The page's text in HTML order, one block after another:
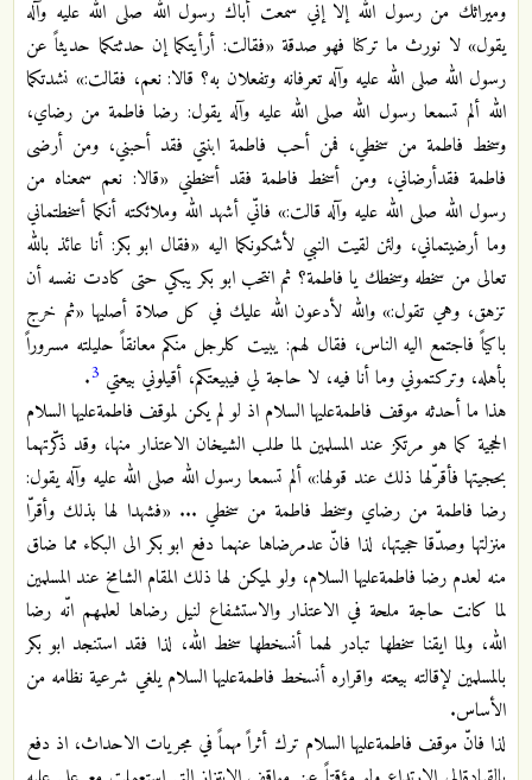
وميراثك من رسول الله إلا إني سمعت أباك رسول الله صلى الله عليه وآله
يقول» لا نورث ما تركنا فهو صدقة «فقالت: أرأيتكما إن حدثتكما حديثاً عن
رسول الله صلى الله عليه وآله تعرفانه وتفعلان به؟ قالا: نعم، فقالت:» نشدتكما
الله ألم تسمعا رسول الله صلى الله عليه وآله يقول: رضا فاطمة من رضاي،
وسخط فاطمة من سخطي، فمن أحب فاطمة ابنتي فقد أحبني، ومن أرضى
فاطمة فقدأرضاني، ومن أسخط فاطمة فقد أسخطني «قالا: نعم سمعناه من
رسول الله صلى الله عليه وآله قالت:» فانّي أشهد الله وملائكته أنكما أسخطتماني
وما أرضيتماني، ولئن لقيت النبي لأشكونكما اليه «فقال ابو بكر: أنا عائذ بالله
تعالى من سخطه وسخطك يا فاطمة؟ ثم انتحب ابو بكر يبكي حتى كادت نفسه أن
تزهق، وهي تقول:» والله لأدعون الله عليك في كل صلاة أصليها «ثم خرج
باكياً فاجتمع اليه الناس، فقال لهم: يبيت كلرجل منكم معانقاً حليلته مسروراً
بأهله، وتركتموني وما أنا فيه، لا حاجة لي فيبيعتكم، أقيلوني بيعتي 3
.
هذا ما أحدثه موقف فاطمةعليها السلام اذ لو لم يكن لموقف فاطمةعليها السلام
الحجية كما هو مرتكز عند المسلمين لما طلب الشيخان الاعتذار منها، وقد ذكّرتهما
بحجيتها فأقرّلها ذلك عند قولها:» ألم تسمعا رسول الله صلى الله عليه وآله يقول:
رضا فاطمة من رضاي وسخط فاطمة من سخطي ... «فشهدا لها بذلك وأقرّا
منزلتها وصدّقا حجيتها، لذا فانّ عدمرضاها عنهما دفع ابو بكر الى البكاء مما ضاق
منه لعدم رضا فاطمةعليها السلام، ولو لميكن لها ذلك المقام الشامخ عند المسلمين
لما كانت حاجة ملحة في الاعتذار والاستشفاع لنيل رضاها لعلمهم انّه رضا
الله، ولما ايقنا سخطها تبادر لهما أنسخطها سخط الله، لذا فقد استنجد ابو بكر
بالمسلمين لإقالته بيعته واقراره أنسخط فاطمةعليها السلام يلغي شرعية نظامه من
الأساس.
لذا فانّ موقف فاطمةعليها السلام ترك أثراً مهماً في مجريات الاحداث، اذ دفع